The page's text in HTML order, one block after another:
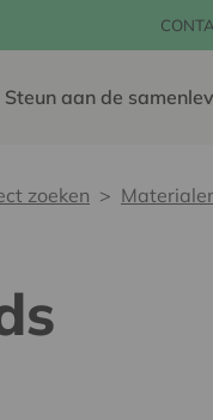
Steun aan de
zoeken